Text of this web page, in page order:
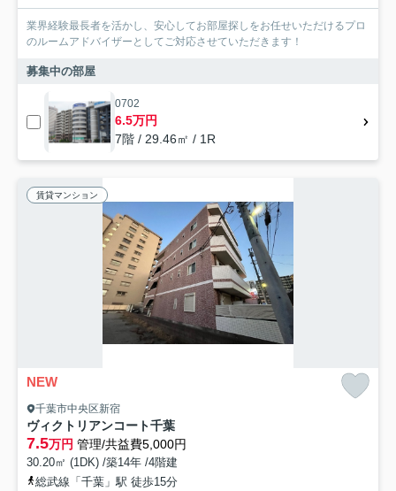
業界経験最長者を活かし、安心してお部屋探しをお任せいただけるプロ
のルームアドバイザーとしてご対応させていただきます！
募集中の部屋
0702
6.5万円
7階 / 29.46㎡ / 1R
賃貸マンション
NEW
千葉市中央区新宿
ヴィクトリアンコート千葉
7.5万円 管理/共益費5,000円
30.20㎡ (1DK) /築14年 /4階建
総武線「千葉」駅 徒歩15分